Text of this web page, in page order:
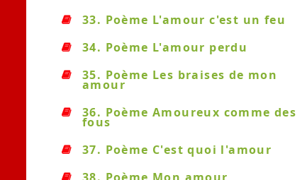
33. Poème L'amour c'est un feu
34. Poème L'amour perdu
35. Poème Les braises de mon
amour
36. Poème Amoureux comme des
fous
37. Poème C'est quoi l'amour